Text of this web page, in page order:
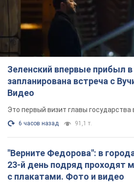
Зеленский впервые прибыл
запланирована встреча с
Видео
Это первый визит главы государства
6 часов назад 91,1 т.
"Верните Федорова": в
23-й день подряд проходят
с плакатами. Фото и видео